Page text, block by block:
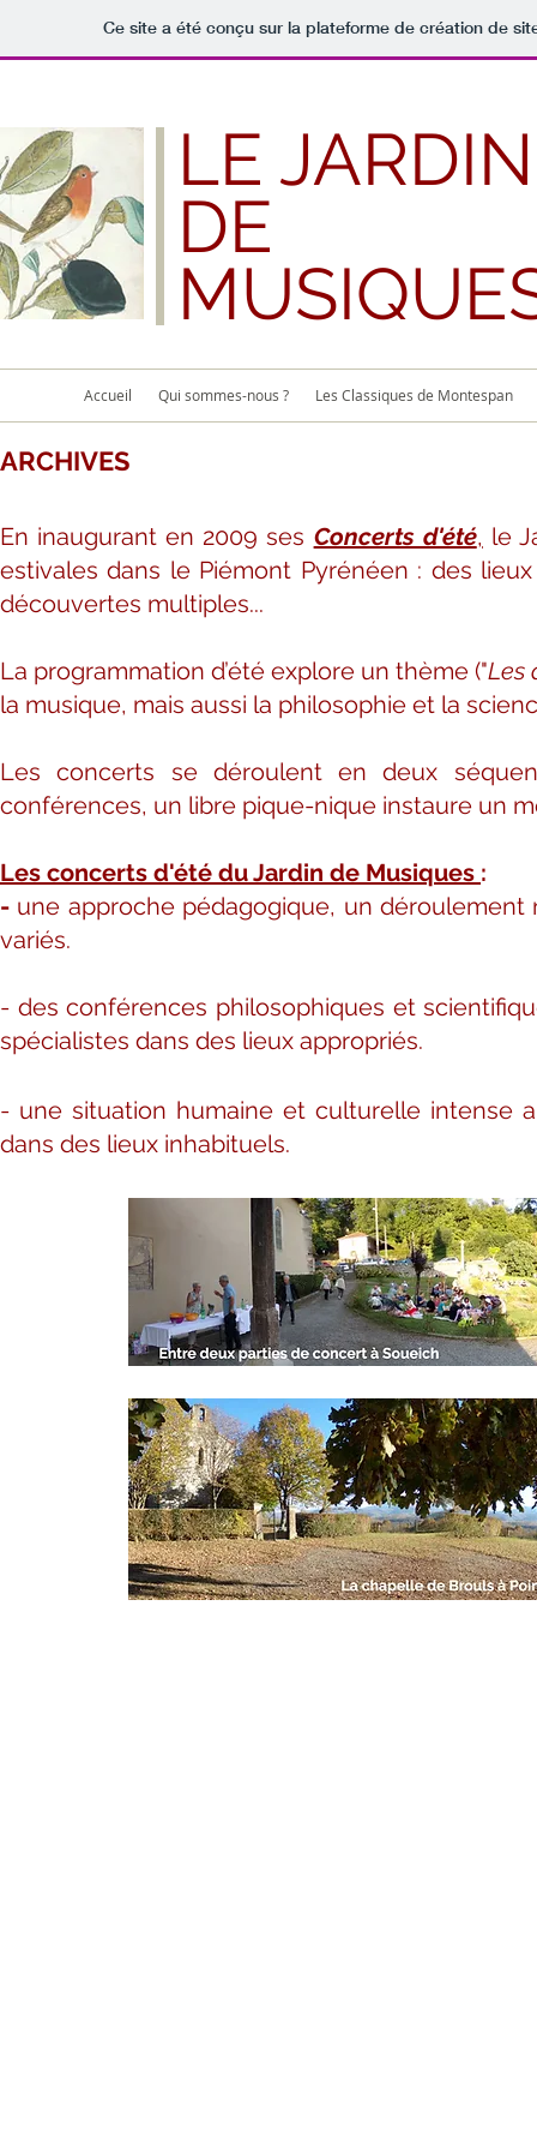
Ce site a été conçu sur la plateforme de création de
LE JARDIN
DE
Accueil Qui sommes-nous ? Les Classiques de Montespan
ARCHIVES
En inaugurant en 2009 ses Concerts d'été, le
estivales dans le Piémont Pyrénéen : des
découvertes multiples...
La programmation d’été explore un thème ("Les
la musique, mais aussi la philosophie et la
Les concerts se déroulent en deux
conférences, un libre pique-nique instaure un
Les concerts d'été du Jardin de Musiques :
- une approche pédagogique, un
variés.
- des conférences philosophiques et
spécialistes dans des lieux appropriés.
- une situation humaine et culturelle intense a
dans des lieux inhabituels.